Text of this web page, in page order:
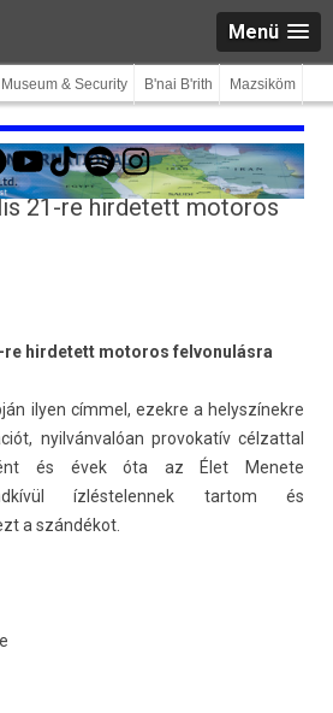
Menü
Museum & Security B'nai B'rith Mazsiköm
YouTube
TikTokSpotifyInstagram
21-re hirdetett motoros
re hir­detett motoros fel­vonulás­ra
ilyen címmel, ezek­re a helys­zínek­re
nyilvánvalóan pro­vokatív cél­zatt­al
és évek óta az Élet Menete
ízlés­telen­nek tar­tom és
a szándékot.